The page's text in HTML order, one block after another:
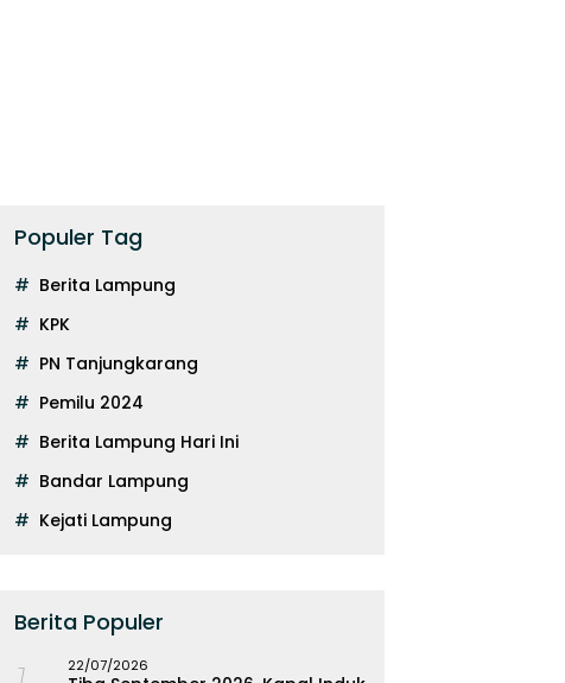
Pilot Malaysia Airlines Jadi
Kurir Narkoba, 70 Ribu Butir
Ekstasi Disita di Soetta
Populer Tag
Berita Lampung
KPK
PN Tanjungkarang
Pemilu 2024
Berita Lampung Hari Ini
Bandar Lampung
Kejati Lampung
Berita Populer
22/07/2026